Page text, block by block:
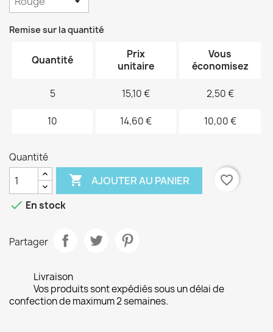
Remise sur la quantité
Quantité
Prix
unitaire
Vous
économisez
5 15,10 € 2,50 €
10 14,60 € 10,00 €
Quantité
 AJOUTER AU PANIER
favorite_border
 En stock
Partager
Livraison
Vos produits sont expédiés sous un délai de
confection de maximum 2 semaines.